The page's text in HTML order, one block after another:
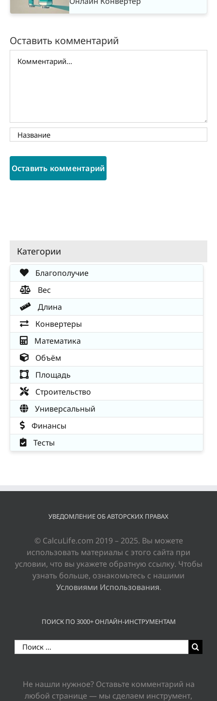
Оставить комментарий
Категории
Благополучие
Вес
Длина
Конвертеры
Математика
Объём
Площадь
Строительство
Универсальный
Финансы
Тесты
УВЕДОМЛЕНИЕ ОБ АВТОРСКИХ ПРАВАХ
© CalcuLife.com 2019 – 2025. Вы можете
использовать материалы с этого сайта при
условии, что вы укажете обратную ссылку. Чтобы
узнать больше, ознакомьтесь с нашими
Условиями Использования.
ПОИСК ПО 3000+ ОНЛАЙН-ИНСТРУМЕНТАМ
Результат
поиска:
Не нашли нужное? Оставьте комментарий на
любой странице — мы сделаем инструмент,